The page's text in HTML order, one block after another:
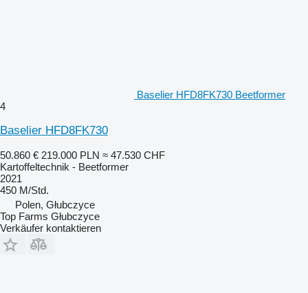
Baselier HFD8FK730 Beetformer
4
Baselier HFD8FK730
50.860 € 219.000 PLN ≈ 47.530 CHF
Kartoffeltechnik - Beetformer
2021
450 M/Std.
Polen, Głubczyce
Top Farms Głubczyce
Verkäufer kontaktieren